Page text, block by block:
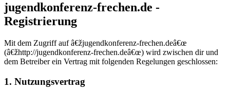
jugendkonferenz-frechen.de -
Registrierung
Mit dem Zugriff auf â€žjugendkonferenz-frechen.deâ€œ
(â€žhttp://jugendkonferenz-frechen.deâ€œ) wird zwischen dir und
dem Betreiber ein Vertrag mit folgenden Regelungen geschlossen:
1. Nutzungsvertrag